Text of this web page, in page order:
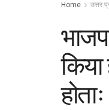
Home उत्तर
किया
होताः